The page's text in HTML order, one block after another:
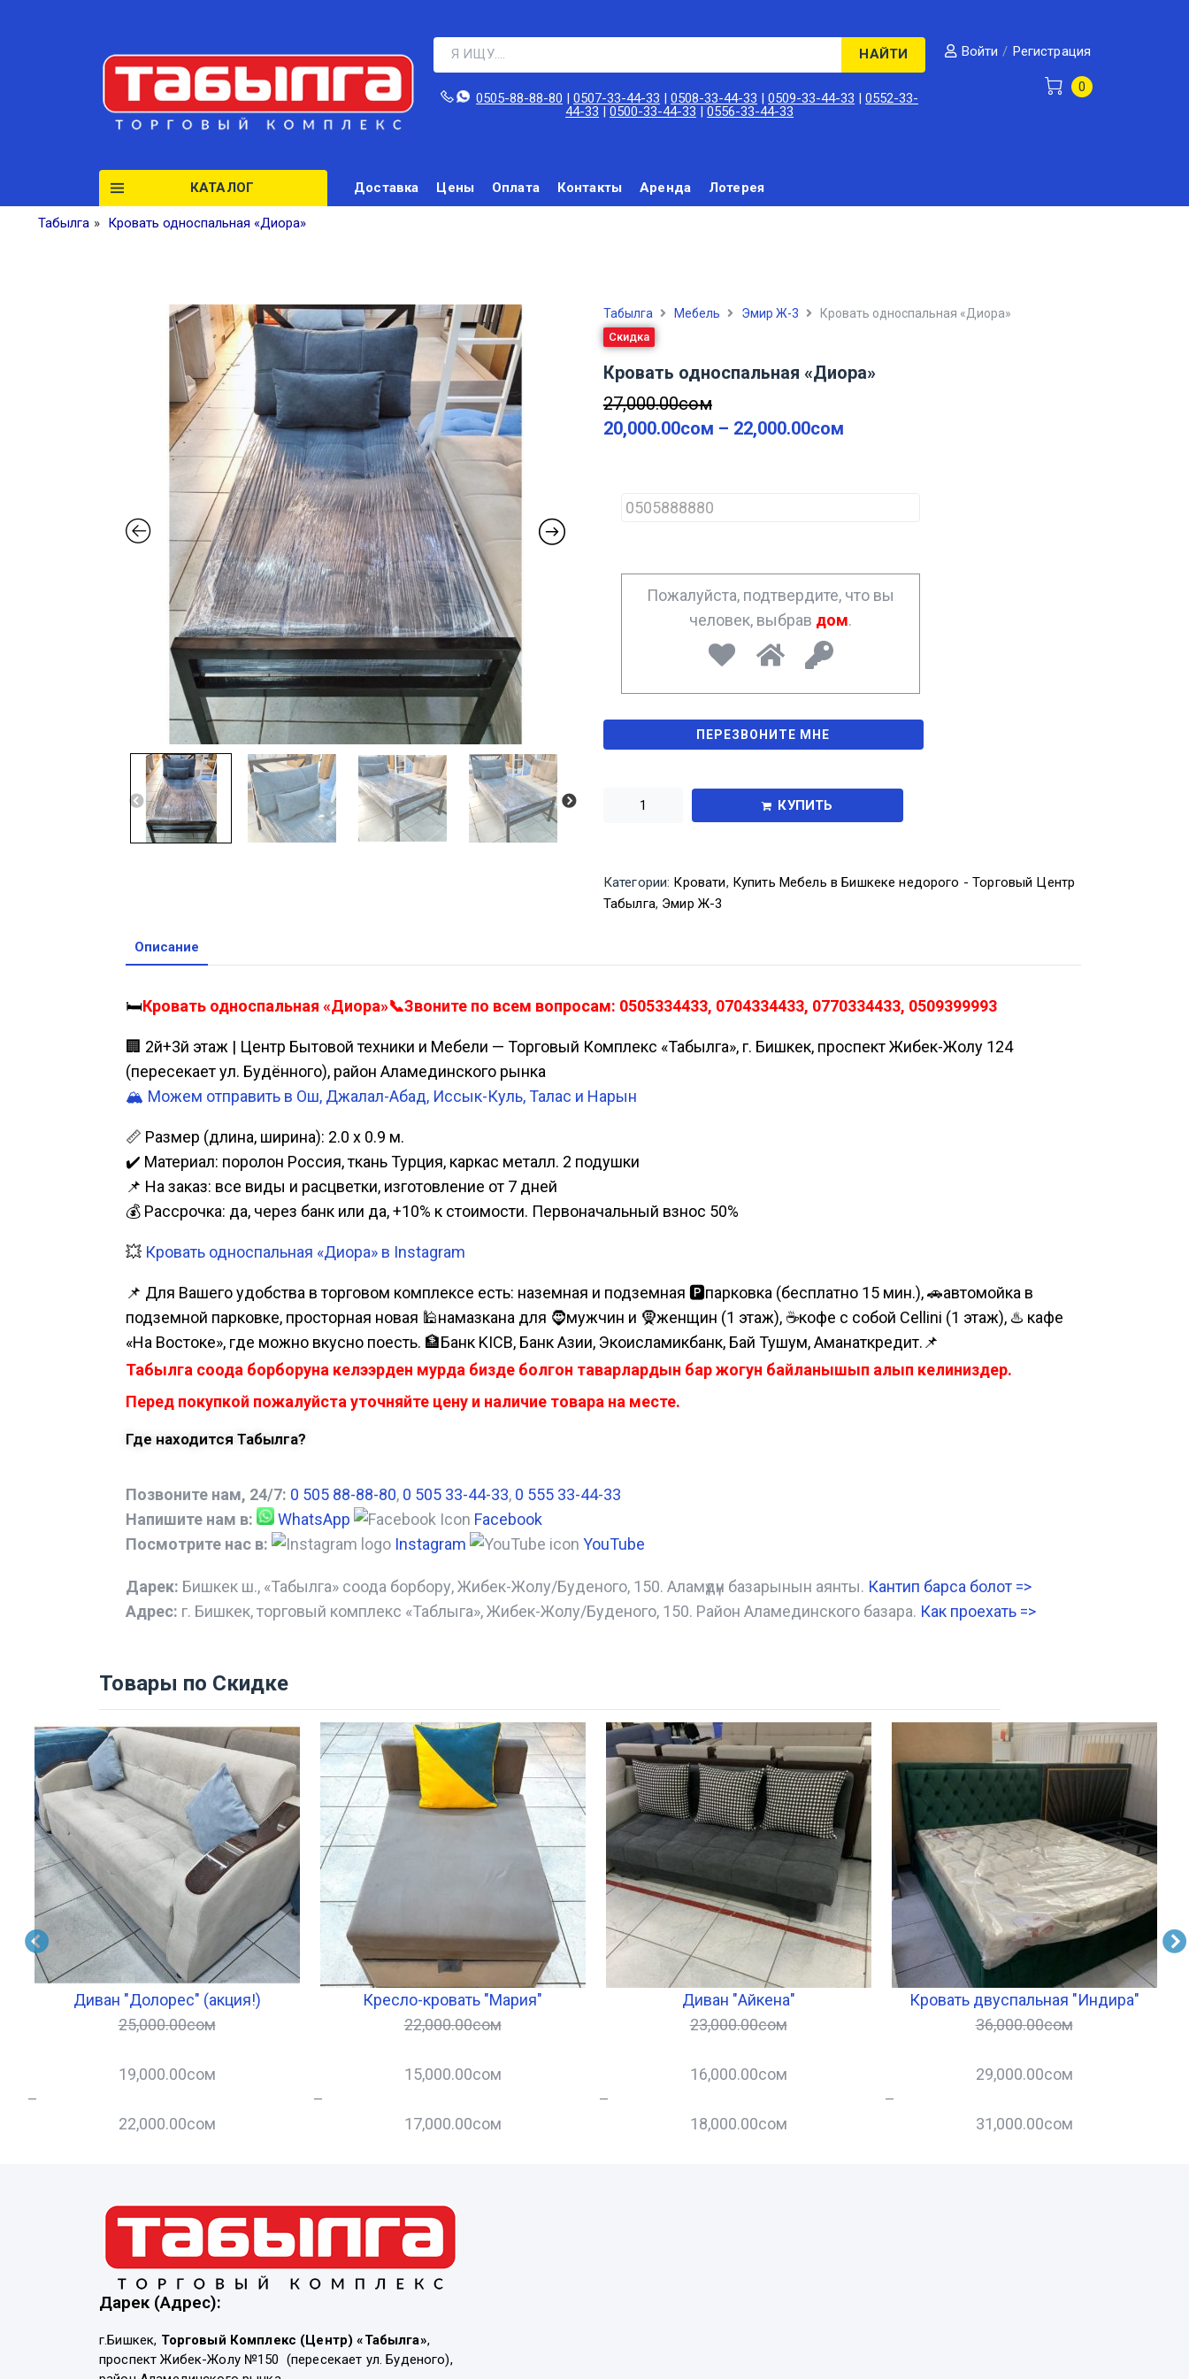
НАЙТИ
0505-88-88-80‬ |0507-33-44-33 |0508-33-44-33 |0509-33-44-33 |0552-33-
44-33 |0500-33-44-33 |0556-33-44-33
Войти / Регистрация
0
КАТАЛОГ Доставка Цены Оплата Контакты Аренда Лотерея
Табылга » Кровать односпальная «Диора»
Табылга Мебель Эмир Ж-3 Кровать односпальная «Диора»
Скидка
Кровать односпальная «Диора»
27,000.00сом
20,000.00сом – 22,000.00сом
h
Пожалуйста, подтвердите, что вы
человек, выбрав дом.
КУПИТЬ
Категории: Кровати, Купить Мебель в Бишкеке недорого - Торговый Центр
Табылга, Эмир Ж-3
Описание
🛏️Кровать односпальная «Диора»📞Звоните по всем вопросам: 0505334433, 0704334433, 0770334433, 0509399993
🏢 2й+3й этаж | Центр Бытовой техники и Мебели — Торговый Комплекс «Табылга», г. Бишкек, проспект Жибек-Жолу 124
(пересекает ул. Будённого), район Аламединского рынка
🏔️ Можем отправить в Ош, Джалал-Абад, Иссык-Куль, Талас и Нарын
📏 Размер (длина, ширина): 2.0 х 0.9 м.
✔️ Материал: поролон Россия, ткань Турция, каркас металл. 2 подушки
📌 На заказ: все виды и расцветки, изготовление от 7 дней
💰 Рассрочка: да, через банк или да, +10% к стоимости. Первоначальный взнос 50%
💥 Кровать односпальная «Диора» в Instagram
📌 Для Вашего удобства в торговом комплексе есть: наземная и подземная 🅿парковка (бесплатно 15 мин.), 🚗автомойка в
подземной парковке, просторная новая 🕌намазкана для 🧔мужчин и 🧕женщин (1 этаж), ☕кофе с собой Cellini (1 этаж), ♨️ кафе
«На Востоке», где можно вкусно поесть. 🏦Банк KICB, Банк Азии, Экоисламикбанк, Бай Тушум, Аманаткредит.📌
Табылга соода борборуна келээрден мурда бизде болгон таварлардын бар жогун байланышып алып келиниздер.
Перед покупкой пожалуйста уточняйте цену и наличие товара на месте.
Где находится Табылга?
Позвоните нам, 24/7: 0 505 88-88-80, 0 505 33-44-33, 0 555 33-44-33
Напишите нам в:
WhatsApp
Facebook
Посмотрите нас в:
Instagram YouTube
Дарек: Бишкек ш., «Табылга» соода борбору, Жибек-Жолу/Буденого, 150. Аламүдүн базарынын аянты. Кантип барса болот =>
Адрес: г. Бишкек, торговый комплекс «Таблыга», Жибек-Жолу/Буденого, 150. Район Аламединского базара. Как проехать =>
Товары по Скидке
Диван "Долорес" (акция!)
25,000.00сом
19,000.00сом
–
22,000.00сом
Кресло-кровать "Мария"
22,000.00сом
15,000.00сом
–
17,000.00сом
Диван "Айкена"
23,000.00сом
16,000.00сом
–
18,000.00сом
Кровать двуспальная "Индира"
36,000.00сом
29,000.00сом
–
31,000.00сом
Дарек (Адрес):
г.Бишкек, Торговый Комплекс (Центр) «Табылга»,
проспект Жибек-Жолу №150 (пересекает ул. Буденого),